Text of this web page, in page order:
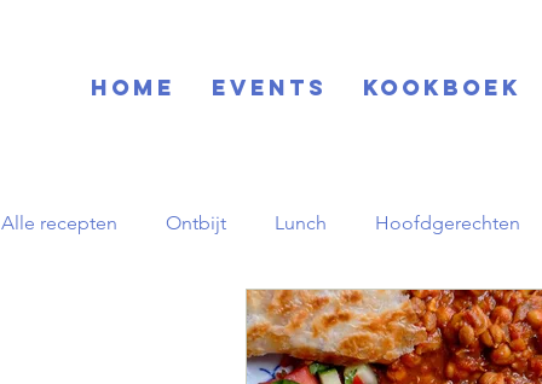
Home EVENTS KOOKBOEK
Alle recepten Ontbijt Lunch Hoofdgerechten
Basisrecepten Drinks Feestdagen